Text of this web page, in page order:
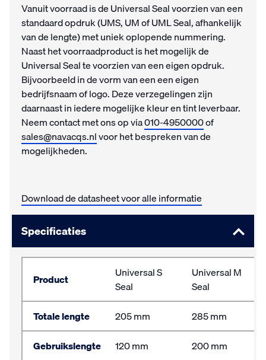
Vanuit voorraad is de Universal Seal voorzien van een
standaard opdruk (UMS, UM of UML Seal, afhankelijk
van de lengte) met uniek oplopende nummering.
Naast het voorraadproduct is het mogelijk de
Universal Seal te voorzien van een eigen opdruk.
Bijvoorbeeld in de vorm van een een eigen
bedrijfsnaam of logo. Deze verzegelingen zijn
daarnaast in iedere mogelijke kleur en tint leverbaar.
Neem contact met ons op via010-4950000of
sales@navacqs.nlvoor het bespreken van de
mogelijkheden.
Download de datasheet voor alle informatie
Specificaties
Product
Universal S
Seal
Universal M
Seal
Totale lengte
205 mm
285 mm
Gebruikslengte
120 mm
200 mm